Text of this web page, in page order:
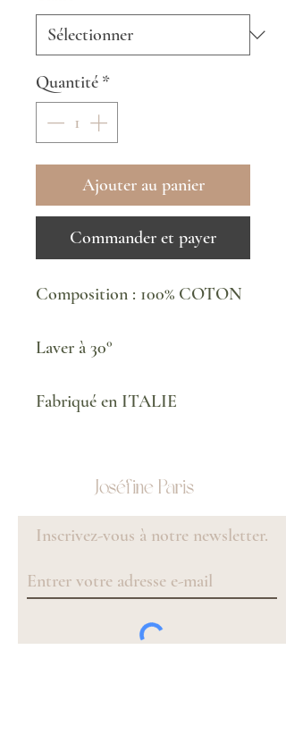
Quantité *
Ajouter au panier
Commander et payer
Composition : 100% COTON
Laver à 30°
Fabriqué en ITALIE
Joséfine Paris
Inscrivez-vous à notre newsletter.